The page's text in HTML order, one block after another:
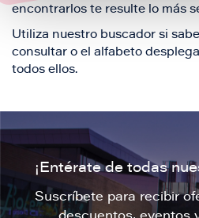
encontrarlos te resulte lo más
Utiliza nuestro buscador si
consultar o el alfabeto
todos ellos.
¡Entérate de todas
Suscríbete para recibir